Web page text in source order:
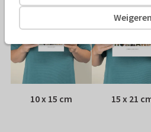
10 x 15 cm 15 x 21
Weigeren